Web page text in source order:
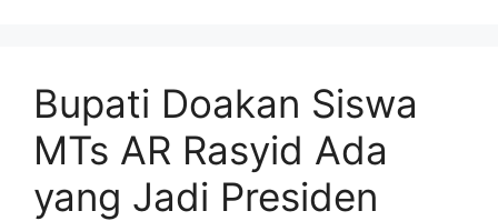
Bupati Doakan Siswa
MTs AR Rasyid Ada
yang Jadi Presiden